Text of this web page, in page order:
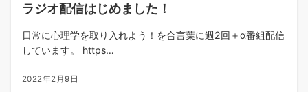
ラジオ配信はじめました！
日常に心理学を取り入れよう！を合言葉に週2回＋α番組配信
しています。 https…
2022年2月9日